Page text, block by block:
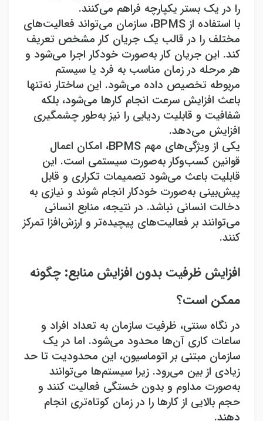
را در یک بستر یکپارچه فراهم می‌کنند.
با استفاده ازBPMS
، سازمان می‌تواند فعالیت‌های
مختلف را در قالب یک جریان کار مشخص تعریف
کند. این جریان کار به‌صورت خودکار اجرا می‌شود و
هر مرحله در زمان مناسب به فرد یا سیستم
مربوطه تخصیص داده می‌شود. این ساختار نه‌تنها
باعث افزایش سرعت انجام کارها می‌شود، بلکه
شفافیت و قابلیت ردیابی را نیز به‌طور چشمگیری
افزایش می‌دهد.
یکی از ویژگی‌های مهم
، امکان اعمال
قوانین کسب‌وکار به‌صورت سیستمی است. این
قابلیت باعث می‌شود تصمیمات تکراری و قابل
پیش‌بینی به‌صورت خودکار انجام شوند و نیازی به
دخالت انسانی نباشد. در نتیجه، منابع انسانی
می‌توانند بر فعالیت‌های پیچیده‌تر و ارزش‌افزا تمرکز
کنند.
افزایش ظرفیت بدون افزایش منابع: چگونه
ممکن است؟
در نگاه سنتی، ظرفیت سازمان به تعداد افراد و
ساعات کاری آن‌ها محدود می‌شود. اما در یک
سازمان مبتنی بر اتوماسیون، این محدودیت تا حد
زیادی از بین می‌رود. زیرا سیستم‌ها می‌توانند
به‌صورت مداوم و بدون خستگی فعالیت کنند و
حجم بالایی از کارها را در زمان کوتاه‌تری انجام